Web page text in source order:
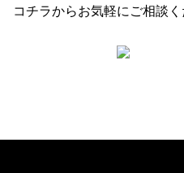
コチラからお気軽にご相談く